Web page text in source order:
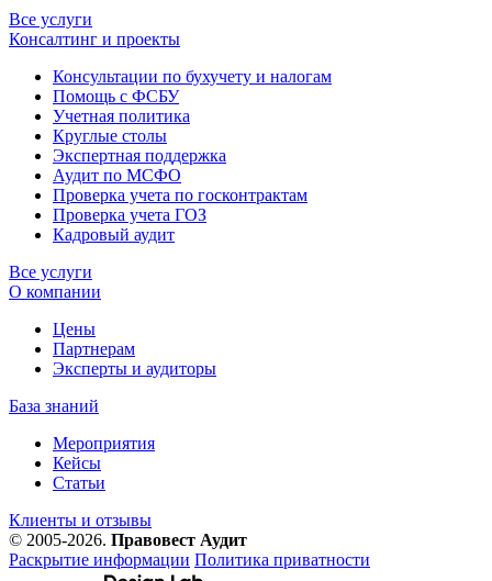
Все услуги
Консалтинг и проекты
Консультации по бухучету и налогам
Помощь с ФСБУ
Учетная политика
Круглые столы
Экспертная поддержка
Аудит по МСФО
Проверка учета по госконтрактам
Проверка учета ГОЗ
Кадровый аудит
Все услуги
О компании
Цены
Партнерам
Эксперты и аудиторы
База знаний
Мероприятия
Кейсы
Статьи
Клиенты и отзывы
© 2005-2026. Правовест Аудит
Раскрытие информации Политика приватности